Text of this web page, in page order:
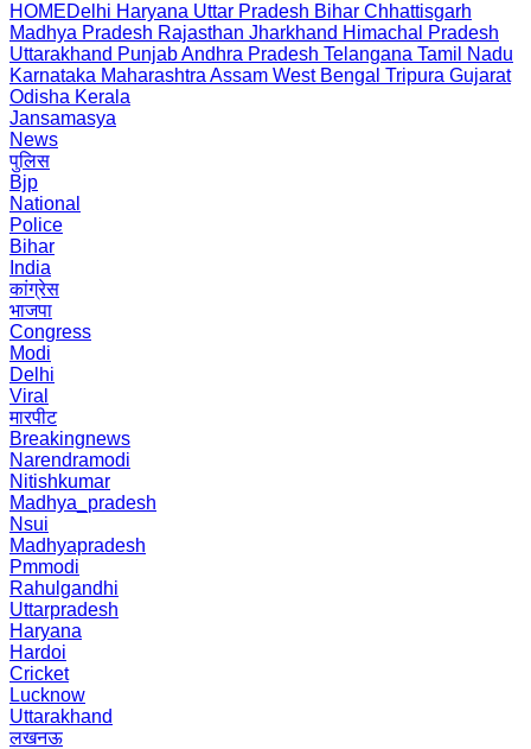
HOMEDelhi Haryana Uttar Pradesh Bihar Chhattisgarh
Madhya Pradesh Rajasthan Jharkhand Himachal Pradesh
Uttarakhand PunjabAndhra Pradesh Telangana Tamil Nadu
Karnataka Maharashtra Assam West Bengal Tripura Gujarat
Odisha Kerala
Jansamasya
News
पुलिस
Bjp
National
Police
Bihar
India
कांग्रेस
भाजपा
Congress
Modi
Delhi
Viral
मारपीट
Breakingnews
Narendramodi
Nitishkumar
Madhya_pradesh
Nsui
Madhyapradesh
Pmmodi
Rahulgandhi
Uttarpradesh
Haryana
Hardoi
Cricket
Lucknow
Uttarakhand
लखनऊ